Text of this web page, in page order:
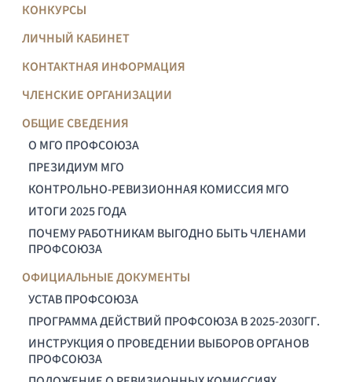
КОНКУРСЫ
ЛИЧНЫЙ КАБИНЕТ
КОНТАКТНАЯ ИНФОРМАЦИЯ
ЧЛЕНСКИЕ ОРГАНИЗАЦИИ
ОБЩИЕ СВЕДЕНИЯ
О МГО ПРОФСОЮЗА
ПРЕЗИДИУМ МГО
КОНТРОЛЬНО-РЕВИЗИОННАЯ КОМИССИЯ МГО
ИТОГИ 2025 ГОДА
ПОЧЕМУ РАБОТНИКАМ ВЫГОДНО БЫТЬ ЧЛЕНАМИ
ПРОФСОЮЗА
ОФИЦИАЛЬНЫЕ ДОКУМЕНТЫ
УСТАВ ПРОФСОЮЗА
ПРОГРАММА ДЕЙСТВИЙ ПРОФСОЮЗА В 2025-2030ГГ.
ИНСТРУКЦИЯ О ПРОВЕДЕНИИ ВЫБОРОВ ОРГАНОВ
ПРОФСОЮЗА